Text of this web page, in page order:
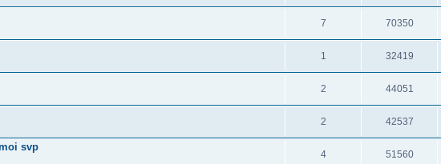
7 70350
1 32419
2 44051
2 42537
svp
4 51560